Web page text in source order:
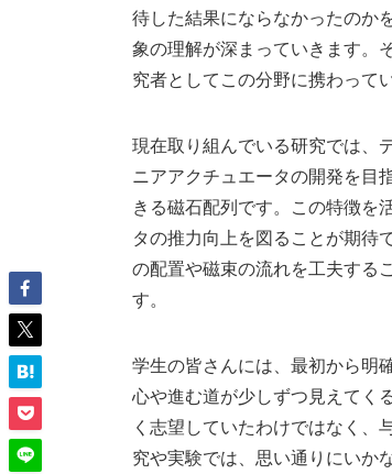
待した結果にならなかったのか
象の理解が深まっていきます。
究者としてこの分野に携わって
現在取り組んでいる研究では、
ニアアクチュエータの開発を目
きる磁石配列です。この特徴を
タの推力向上を図ることが期待
の配置や磁束の流れを工夫する
す。
学生の皆さんには、最初から明
心や進む道が少しずつ見えてく
く志望していたわけではなく、
究や実験では、思い通りにいか